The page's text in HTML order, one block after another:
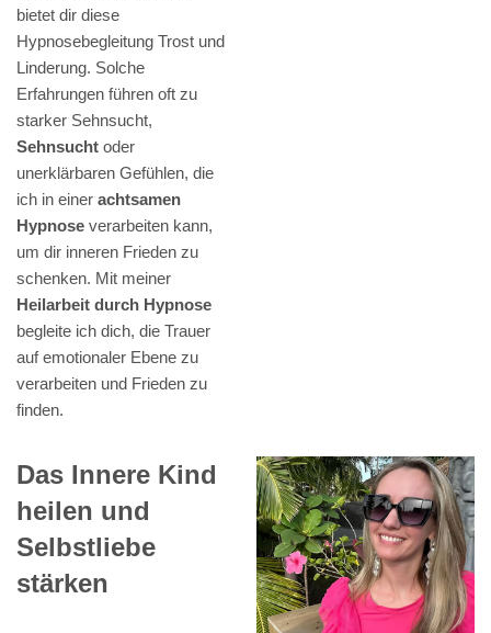
bietet dir diese
Hypnosebegleitung Trost und
Linderung. Solche
Erfahrungen führen oft zu
starker Sehnsucht,
Sehnsucht oder
unerklärbaren Gefühlen, die
ich in einer achtsamen
Hypnose verarbeiten kann,
um dir inneren Frieden zu
schenken. Mit meiner
Heilarbeit durch Hypnose
begleite ich dich, die Trauer
auf emotionaler Ebene zu
verarbeiten und Frieden zu
finden.
Das Innere Kind
heilen und
Selbstliebe
stärken